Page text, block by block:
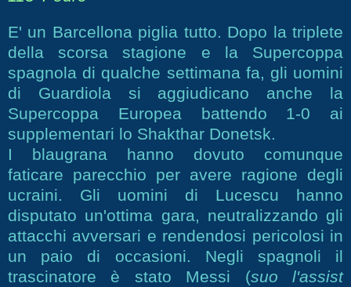
E' un Barcellona piglia tutto. Dopo la triplete
della scorsa stagione e la Supercoppa
spagnola di qualche settimana fa, gli uomini
di Guardiola si aggiudicano anche la
Supercoppa Europea battendo 1-0 ai
supplementari lo Shakthar Donetsk.
I blaugrana hanno dovuto comunque
faticare parecchio per avere ragione degli
ucraini. Gli uomini di Lucescu hanno
disputato un'ottima gara, neutralizzando gli
attacchi avversari e rendendosi pericolosi in
un paio di occasioni. Negli spagnoli il
trascinatore è stato Messi (suo l'assist